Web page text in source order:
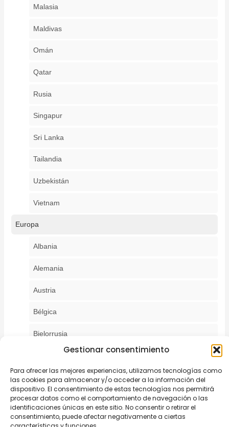
Gestionar consentimiento
Para ofrecer las mejores experiencias, utilizamos tecnologías como
las cookies para almacenar y/o acceder a la información del
dispositivo. El consentimiento de estas tecnologías nos permitirá
procesar datos como el comportamiento de navegación o las
identificaciones únicas en este sitio. No consentir o retirar el
consentimiento, puede afectar negativamente a ciertas
Malasia
Maldivas
Omán
Qatar
Rusia
Singapur
Sri Lanka
Tailandia
Uzbekistán
Vietnam
Europa
Albania
Alemania
Austria
Bélgica
Bielorrusia
Bosnia y Herzegovina
Bulgaria
Croacia
Dinamarca